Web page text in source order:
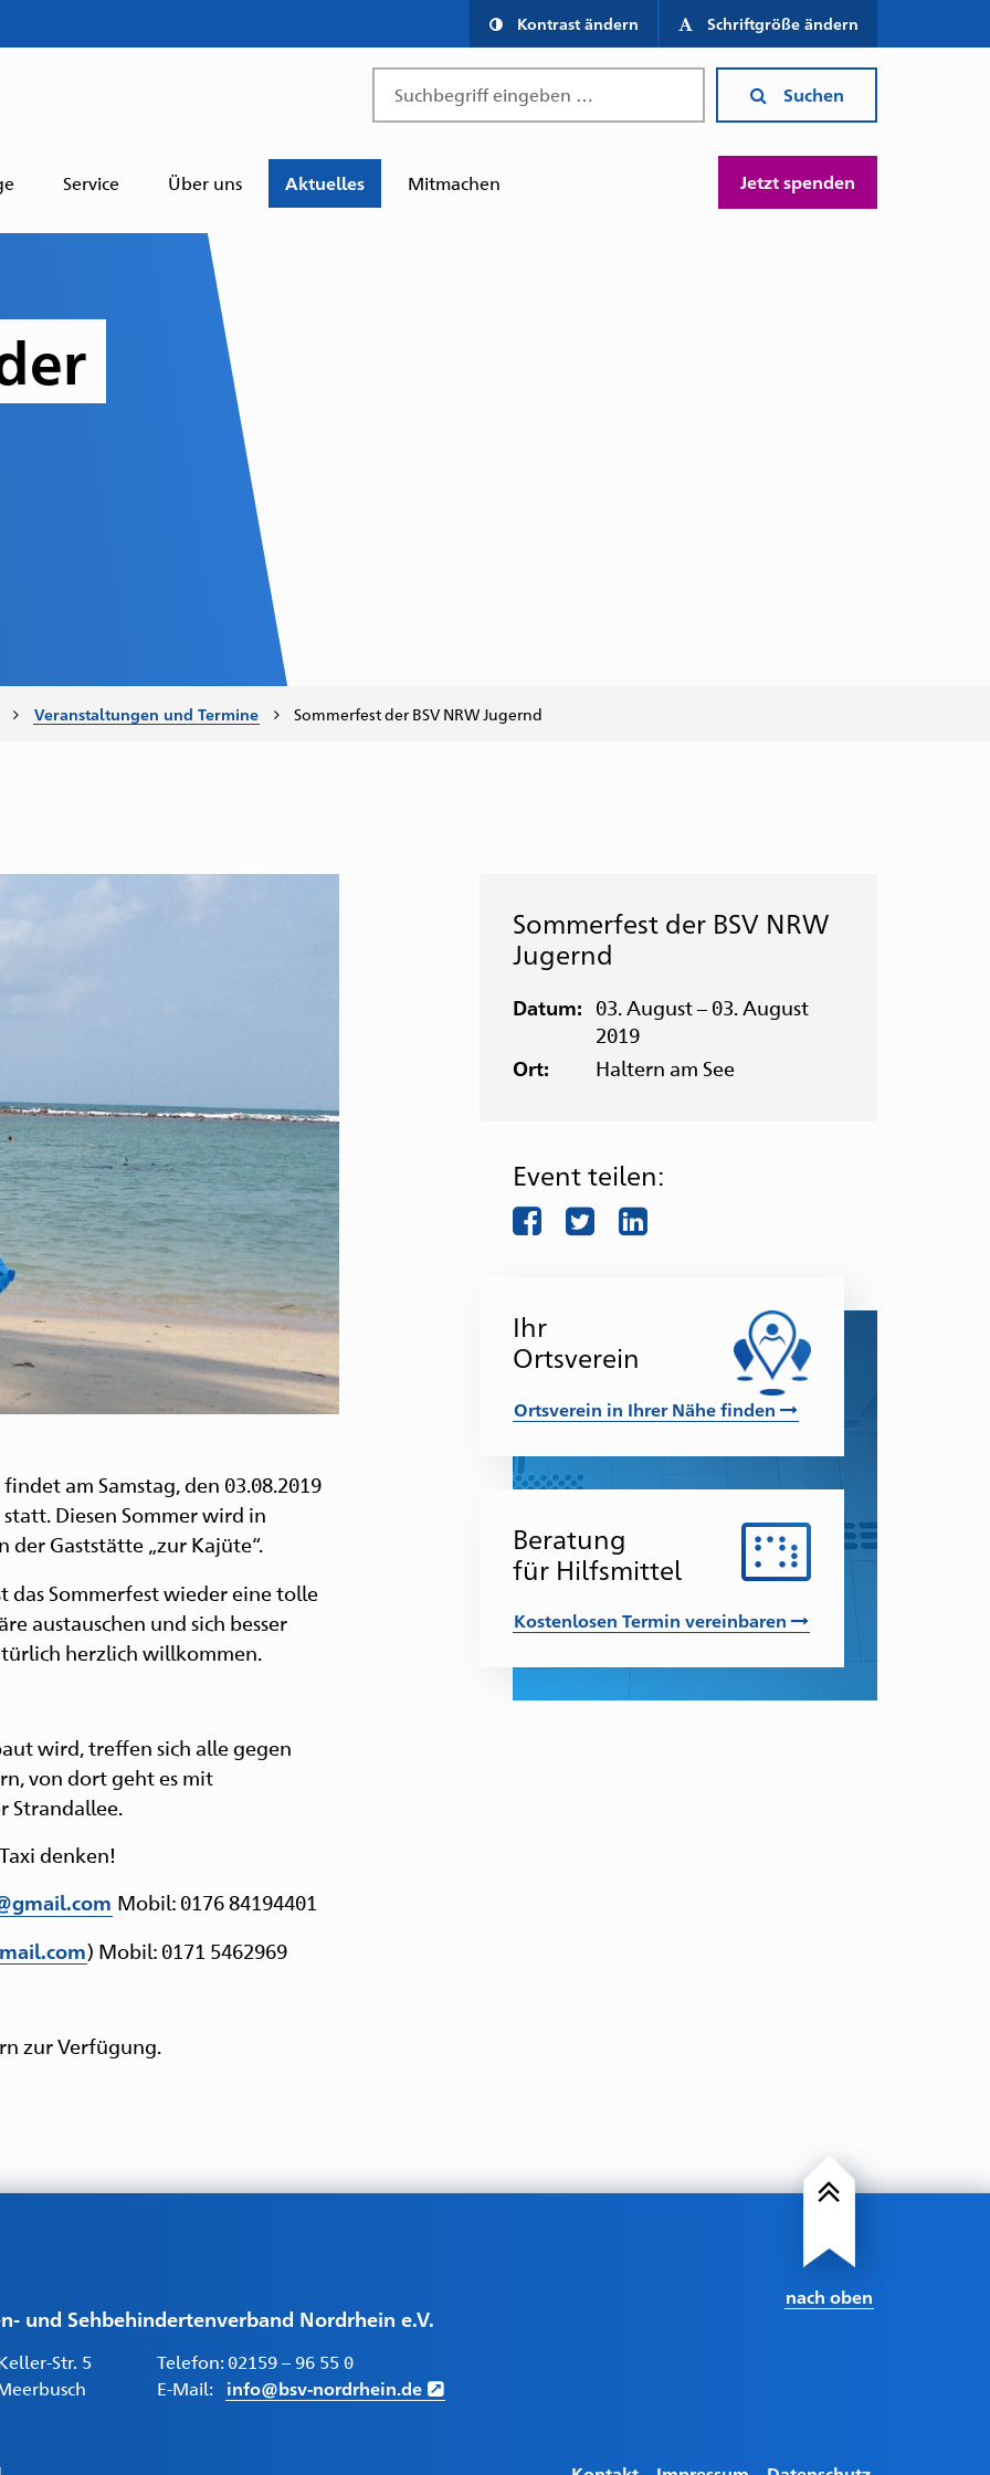
Kontrast ändern Schriftgröße ändern
Suchen
Service Über uns Aktuelles Mitmachen Jetzt spenden
Veranstaltungen und Termine Sommerfest der BSV NRW Jugernd
am Samstag, den 03.08.2019
Diesen Sommer wird in
der Gaststätte „zur Kajüte“.
das Sommerfest wieder eine tolle
austauschen und sich besser
herzlich willkommen.
wird, treffen sich alle gegen
von dort geht es mit
Strandallee.
denken!
Mobil: 0176 84194401
) Mobil: 0171 5462969
zur Verfügung.
Sommerfest der BSV NRW
Jugernd
Datum:
03. August – 03. August
2019
Ort: Haltern am See
Event teilen:
facebook
twitterLinkedIn
und
Anlaufstellen
Betroffene
und
deren
Angehörige
Ihr
Ortsverein
Ortsverein in Ihrer Nähe finden
Beratung
für Hilfsmittel
Kostenlosen Termin vereinbaren
nach oben
und Sehbehindertenverband Nordrhein e.V.
Str. 5
Telefon:02159 – 96 55 0
E-Mail:
info@bsv-nordrhein.de